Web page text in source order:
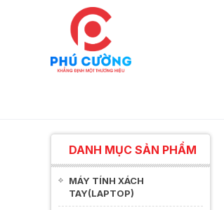
DANH MỤC SẢN PHẨM
MÁY TÍNH XÁCH
TAY(LAPTOP)